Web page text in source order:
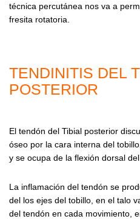
técnica percutánea nos va a
fresita rotatoria.
TENDINITIS DEL
POSTERIOR
El tendón del Tibial posterior
óseo por la cara interna del
y se ocupa de la flexión dorsal del
La inflamación del tendón se
del los ejes del tobillo, en el talo
del tendón en cada movimiento,